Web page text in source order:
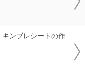
ンブレシートの作